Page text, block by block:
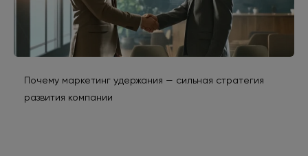
Почему маркетинг удержания — сильная стратегия
развития компании